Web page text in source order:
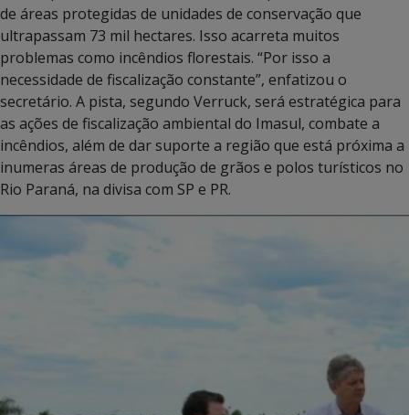
de áreas protegidas de unidades de conservação que
ultrapassam 73 mil hectares. Isso acarreta muitos
problemas como incêndios florestais. “Por isso a
necessidade de fiscalização constante”, enfatizou o
secretário. A pista, segundo Verruck, será estratégica para
as ações de fiscalização ambiental do Imasul, combate a
incêndios, além de dar suporte a região que está próxima a
inumeras áreas de produção de grãos e polos turísticos no
Rio Paraná, na divisa com SP e PR.